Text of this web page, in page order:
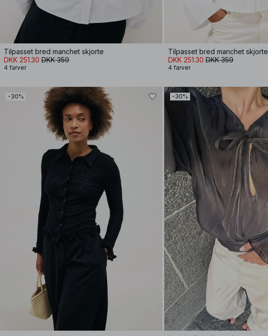
Tilpasset bred manchet skjorte
DKK 251.30 DKK 359
4 farver
Tilpasset bred manchet skjorte
DKK 251.30 DKK 359
4 farver
-30% -30%